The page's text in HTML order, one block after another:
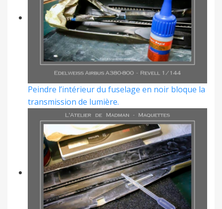
Peindre l’intérieur du fuselage en noir bloque la
transmission de lumière.